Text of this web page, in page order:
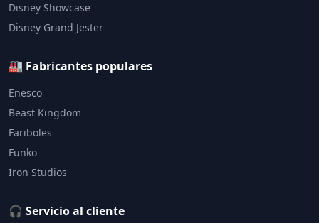
Disney Showcase
Disney Grand Jester
🏭 Fabricantes populares
Enesco
Beast Kingdom
Fariboles
Funko
Iron Studios
🎧 Servicio al cliente